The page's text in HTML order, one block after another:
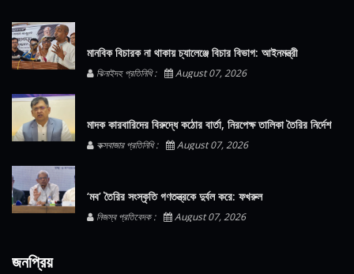
মানবিক বিচারক না থাকায় চ্যালেঞ্জে বিচার বিভাগ: আইনমন্ত্রী
ঝিনাইদহ প্রতিনিধি : August 07, 2026
মাদক কারবারিদের বিরুদ্ধে কঠোর বার্তা, নিরপেক্ষ তালিকা তৈরির নির্দেশ
কক্সবাজার প্রতিনিধি : August 07, 2026
‘মব’ তৈরির সংস্কৃতি গণতন্ত্রকে দুর্বল করে: ফখরুল
নিজস্ব প্রতিবেদক : August 07, 2026
জনপ্রিয়